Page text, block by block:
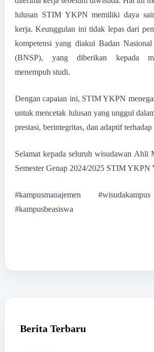
lulusan STIM YKPN memiliki daya
kerja. Keunggulan ini tidak lepas dari
kompetensi yang diakui Badan
(BNSP), yang diberikan kepada
menempuh studi.
Dengan capaian ini, STIM YKPN
untuk mencetak lulusan yang unggul
prestasi, berintegritas, dan adaptif
Selamat kepada seluruh wisudawan Ahli
Semester Genap 2024/2025 STIM YKPN
#kampusmanajemen
#kampusbeasiswa
Berita Terbaru